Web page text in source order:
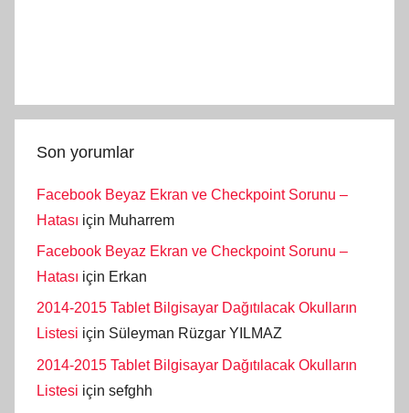
Son yorumlar
Facebook Beyaz Ekran ve Checkpoint Sorunu –
Hatası için Muharrem
Facebook Beyaz Ekran ve Checkpoint Sorunu –
Hatası için Erkan
2014-2015 Tablet Bilgisayar Dağıtılacak Okulların
Listesi için Süleyman Rüzgar YILMAZ
2014-2015 Tablet Bilgisayar Dağıtılacak Okulların
Listesi için sefghh